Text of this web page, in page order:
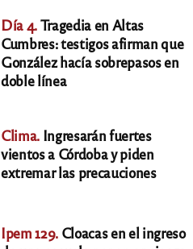
Día 4.Tragedia en Altas
Cumbres: testigos afirman que
González hacía sobrepasos en
doble línea
Clima. Ingresarán fuertes
vientos a Córdoba y piden
extremar las precauciones
Ipem 129. Cloacas en el ingreso